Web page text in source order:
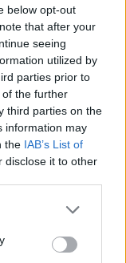
below opt-out
that after your
seeing
utilized by
parties prior to
the further
third parties on the
information may
the IAB’s List of
disclose it to other
or more Google
You may click to
party tags to
di seguire il
notte al
oggi
e
reportage